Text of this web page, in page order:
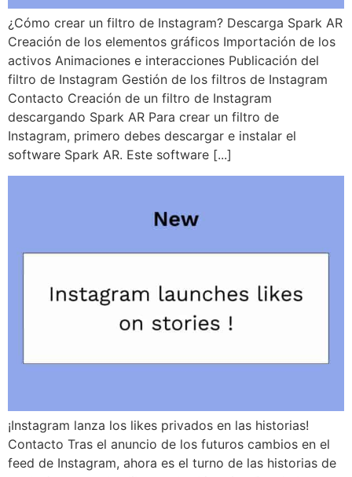
¿Cómo crear un filtro de Instagram? Descarga Spark AR
Creación de los elementos gráficos Importación de los
activos Animaciones e interacciones Publicación del
filtro de Instagram Gestión de los filtros de Instagram
Contacto Creación de un filtro de Instagram
descargando Spark AR Para crear un filtro de
Instagram, primero debes descargar e instalar el
software Spark AR. Este software [...]
¡Instagram lanza los likes privados en las historias!
Contacto Tras el anuncio de los futuros cambios en el
feed de Instagram, ahora es el turno de las historias de